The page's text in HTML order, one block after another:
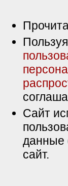
Сайт
данные
сайт.